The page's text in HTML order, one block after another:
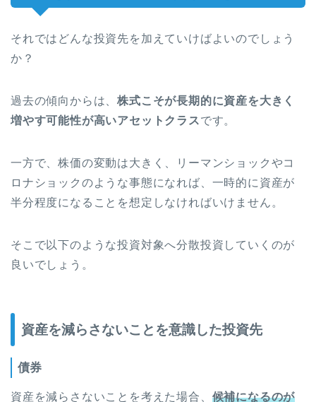
それではどんな投資先を加えていけばよいのでしょう
か？
過去の傾向からは、株式こそが長期的に資産を大きく
増やす可能性が高いアセットクラスです。
一方で、株価の変動は大きく、リーマンショックやコ
ロナショックのような事態になれば、一時的に資産が
半分程度になることを想定しなければいけません。
そこで以下のような投資対象へ分散投資していくのが
良いでしょう。
資産を減らさないことを意識した投資先
債券
資産を減らさないことを考えた場合、 候補になるのが